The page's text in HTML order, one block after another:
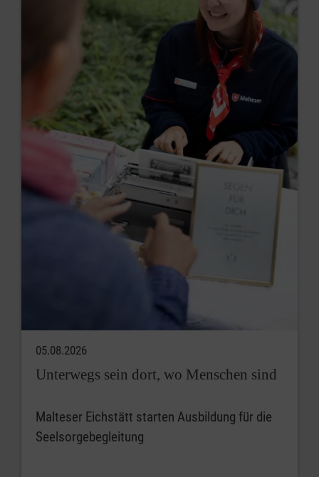
05.08.2026
Unterwegs sein dort, wo Menschen sind
Malteser Eichstätt starten Ausbildung für die
Seelsorgebegleitung